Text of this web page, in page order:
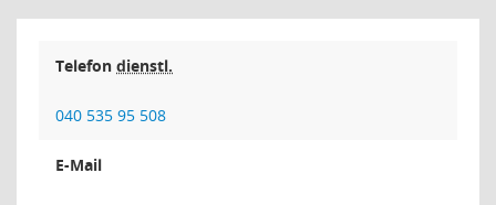
Telefon dienstl.
040 535 95 508
E-Mail